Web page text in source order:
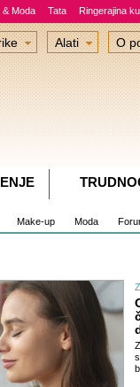
& Moda Tata Ringerajina
Make-up Moda
Alati O